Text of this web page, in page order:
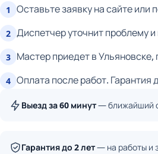
1 Оставьте заявку на сайте или
2 Диспетчер уточнит проблему
3 Мастер приедет в Ульяновске,
4 Оплата после работ. Гарантия
Выезд за 60 минут— ближайший
Гарантия до 2 лет— на работы и